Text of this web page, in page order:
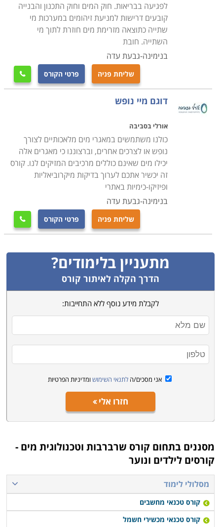
לפגיעה בבריאות. חוק המים וחוק התכנון והבנייה
קובעים דרישות למניעת זיהומים במערכות מי
שתייה כתוצאה מזרימת מים חוזרת לתוך מי
השתייה. חובת
בנימינה-גבעת עדה
שליחת פניה פרטי הקורס 
דוגם מיי נופש
אורלי בסביבה
כולנו משתמשים במאגרי מים מלאכותיים לצורך
נופש או לצרכים אחרים, וברצוננו כי מאגרים אלה
יכילו מים שאינם כוללים מרכיבים המזיקים לנו. קורס
זה יכשיר אתכם לערוך בדיקות מיקרוביאליות
ופיזיקו-כימיות באתרי
בנימינה-גבעת עדה
שליחת פניה פרטי הקורס 
מתעניין בלימודים?
הדרך הקלה לאיתור קורס
לקבלת מידע נוסף ללא התחייבות:
אני מסכים/ה לתנאי השימוש ומדיניות הפרטיות
חזרו אלי
מסננים בתחום קורס שרברבות וטכנולוגית מים -
קורסים לילדים ונוער
מסלולי לימוד
קורס טכנאי מחשבים
קורס טכנאי מכשירי חשמל